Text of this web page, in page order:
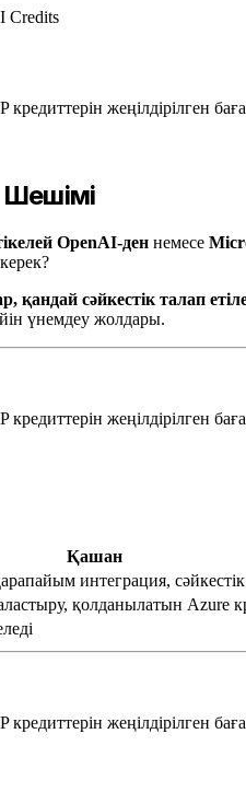
Credits
жеңілдірілген
OpenAI-ден немесе
қандай сәйкестік талап
үнемдеу жолдары.
жеңілдірілген
Қашан
интеграция,
қолданылатын Azure
жеңілдірілген